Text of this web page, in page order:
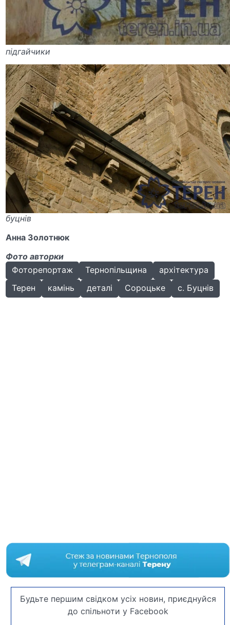
підгайчики
буцнів
Анна Золотнюк
Фото авторки
Фоторепортаж
Тернопільщина
архітектура
Терен
камінь деталі Сороцьке с. Буцнів
Будьте першим свідком усіх новин, приєднуйся
до спільноти у Facebook